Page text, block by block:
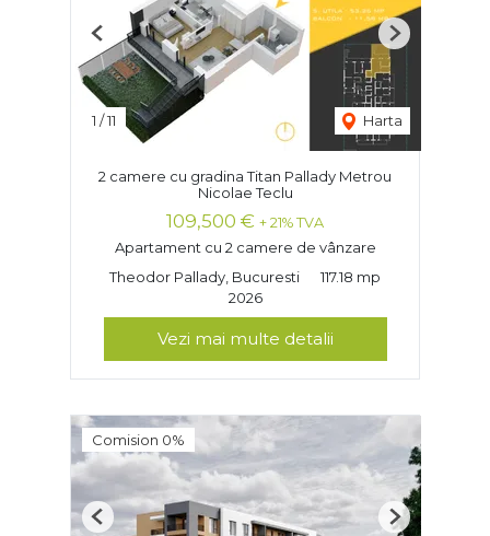
1 /11 Harta
Previous Next
2 camere cu gradina Titan Pallady Metrou
Nicolae Teclu
109,500 € + 21% TVA
Apartament cu 2 camere de vânzare
Theodor Pallady, Bucuresti
117.18 mp
2026
Vezi mai multe detalii
Comision 0%
Previous Next